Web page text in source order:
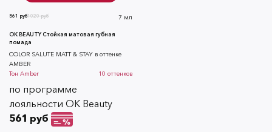
1020 руб
561 руб 7 мл
OK BEAUTY Стойкая матовая губная
помада
COLOR SALUTE MATT & STAY в оттенке
AMBER
Тон Amber 10 оттенков
по программе
лояльности OK Beauty
561 руб